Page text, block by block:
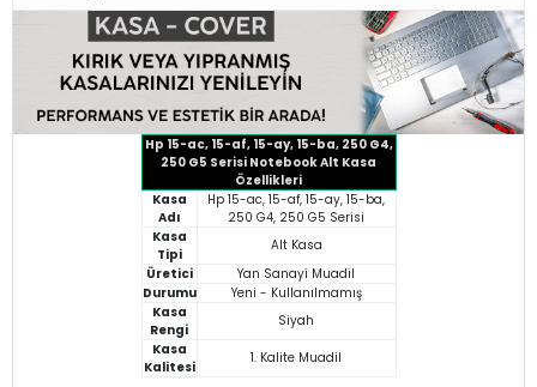
Hp 15-ac, 15-af, 15-ay, 15-ba, 250 G4,
250 G5 Serisi Notebook Alt Kasa
Özellikleri
Kasa
Adı
Hp 15-ac, 15-af, 15-ay, 15-ba,
250 G4, 250 G5 Serisi
Kasa
Tipi
Alt Kasa
Üretici
Yan Sanayi Muadil
Durumu
Yeni - Kullanılmamış
Kasa
Rengi
Siyah
Kasa
Kalitesi
1. Kalite Muadil